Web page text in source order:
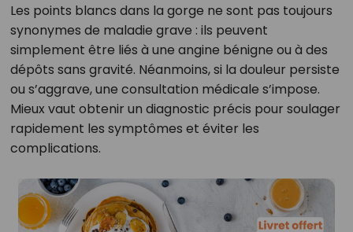
Les points blancs dans la gorge ne sont pas toujours
synonymes de maladie grave : ils peuvent
simplement être liés à une angine bénigne ou à des
dépôts sans gravité. Néanmoins, si la douleur persiste
ou s’aggrave, une consultation médicale s’impose.
Mieux vaut obtenir un diagnostic précis pour soulager
rapidement les symptômes et éviter les
complications.